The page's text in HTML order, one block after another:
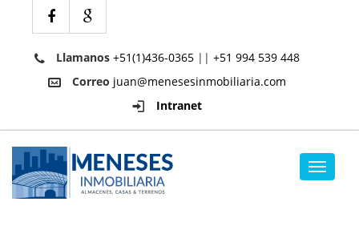
Llamanos +51(1)436-0365 || +51 994 539 448
Correo juan@menesesinmobiliaria.com
Intranet
Toggle